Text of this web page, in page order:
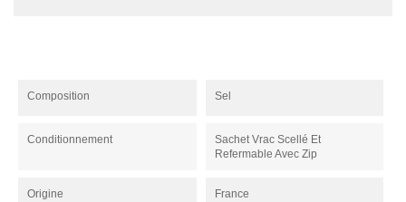
Composition Sel
Conditionnement
Sachet Vrac Scellé Et
Refermable Avec Zip
Origine France